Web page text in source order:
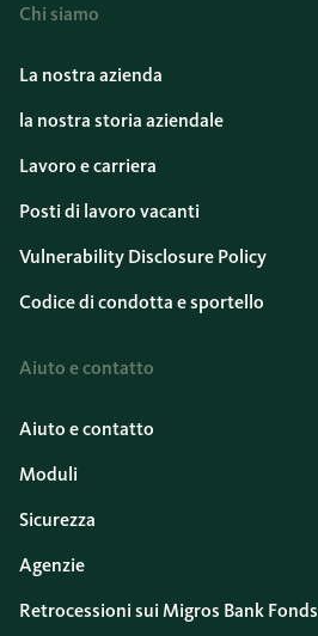
Chi siamo
La nostra azienda
la nostra storia aziendale
Lavoro e carriera
Posti di lavoro vacanti
Vulnerability Disclosure Policy
Codice di condotta e sportello
Aiuto e contatto
Aiuto e contatto
Moduli
Sicurezza
Agenzie
Retrocessioni sui Migros Bank Fonds